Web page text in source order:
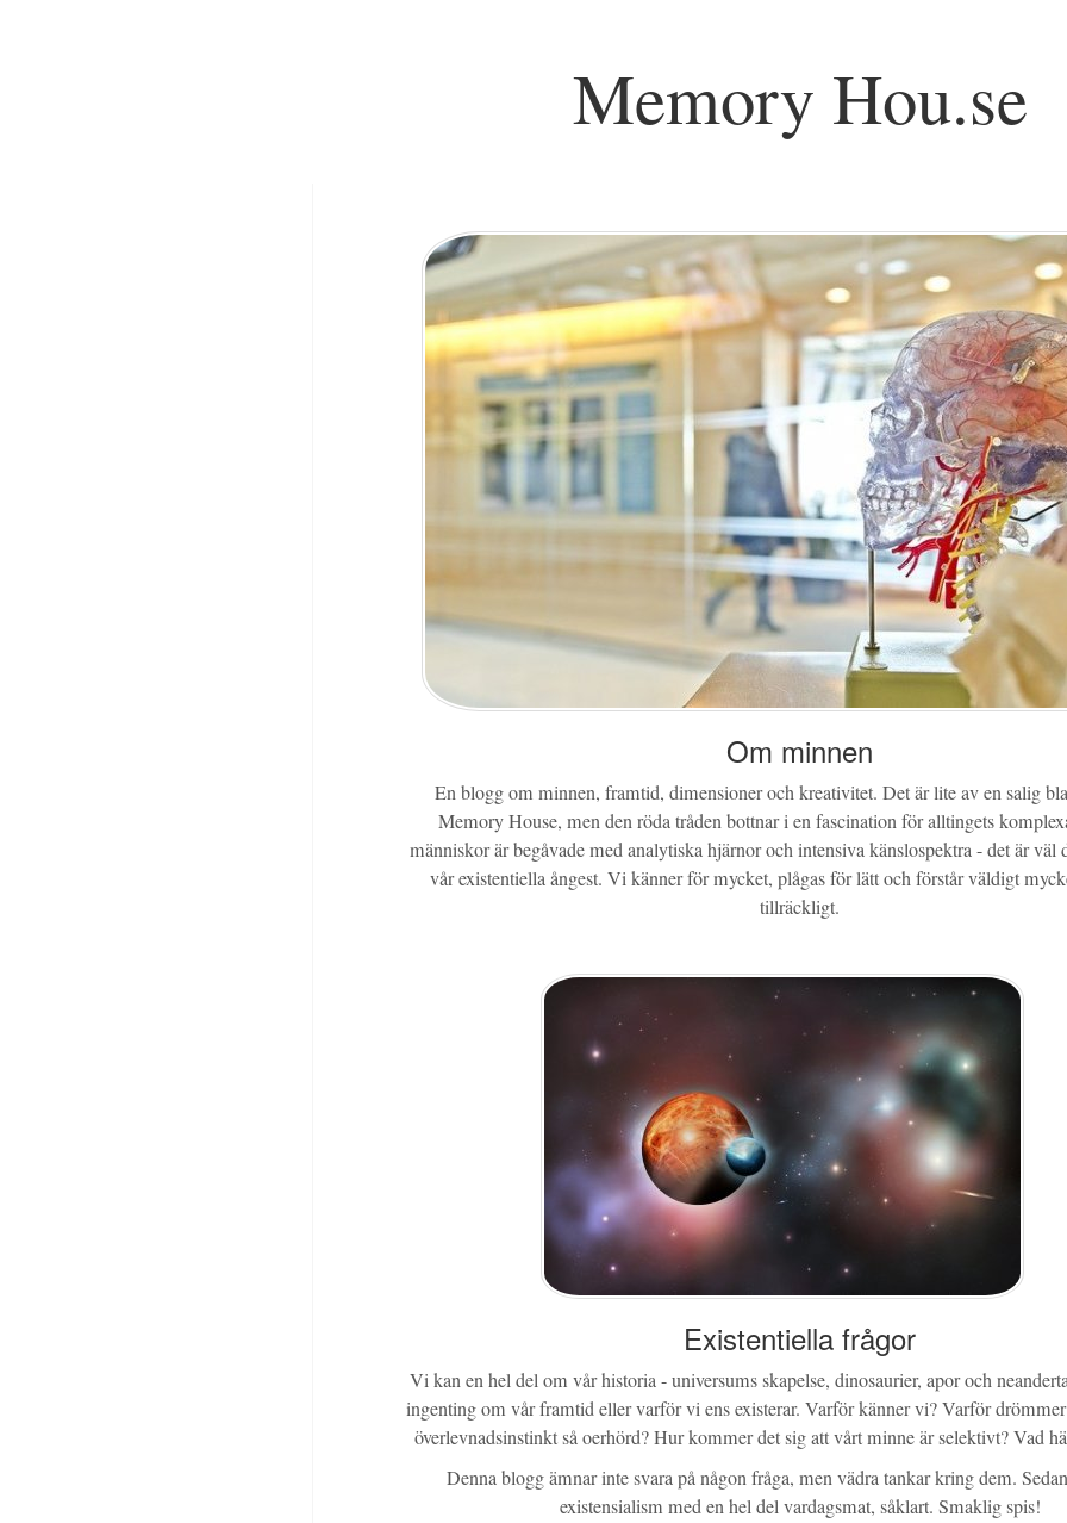
Memory Hou.se
Om minnen
En blogg om minnen, framtid, dimensioner och kreativitet. Det är lite av en salig
Memory House, men den röda tråden bottnar i en fascination för alltingets
människor är begåvade med analytiska hjärnor och intensiva känslospektra - det är väl
vår existentiella ångest. Vi känner för mycket, plågas för lätt och förstår väldigt
tillräckligt.
Existentiella frågor
Vi kan en hel del om vår historia - universums skapelse, dinosaurier, apor och
ingenting om vår framtid eller varför vi ens existerar. Varför känner vi? Varför
överlevnadsinstinkt så oerhörd? Hur kommer det sig att vårt minne är selektivt? Vad
Denna blogg ämnar inte svara på någon fråga, men vädra tankar kring dem.
existensialism med en hel del vardagsmat, såklart. Smaklig spis!